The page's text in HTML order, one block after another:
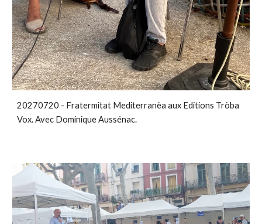
20270720 - Fratermitat Mediterranèa aux Editions Tròba
Vox. Avec Dominique Aussénac.